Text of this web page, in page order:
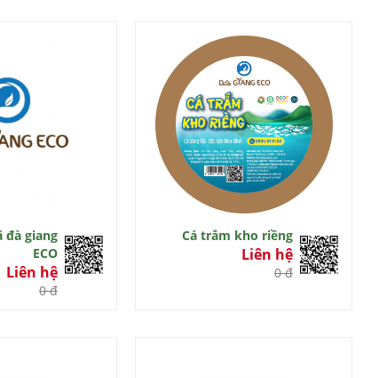
đà giang
ECO
Liên hệ
0 đ
Cá trắm kho riềng
Liên hệ
0 đ